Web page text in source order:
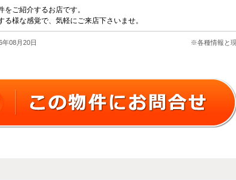
をご紹介するお店です。
様な感覚で、気軽にご来店下さいませ。
08月20日 ※各種情報と